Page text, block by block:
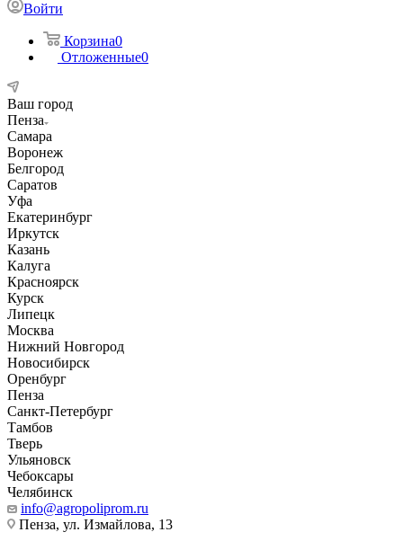
Войти
Корзина0
Отложенные0
Ваш город
Пенза
Самара
Воронеж
Белгород
Саратов
Уфа
Екатеринбург
Иркутск
Казань
Калуга
Красноярск
Курск
Липецк
Москва
Нижний Новгород
Новосибирск
Оренбург
Пенза
Санкт-Петербург
Тамбов
Тверь
Ульяновск
Чебоксары
Челябинск
info@agropoliprom.ru
Пенза, ул. Измайлова, 13